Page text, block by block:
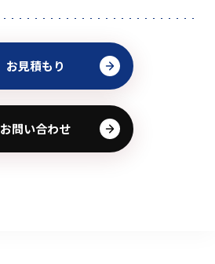
お見積もり
お問い合わせ